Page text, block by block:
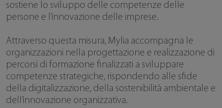
sostiene lo sviluppo delle competenze delle
persone e l’innovazione delle imprese.
Attraverso questa misura, Mylia accompagna le
organizzazioni nella progettazione e realizzazione di
percorsi di formazione finalizzati a sviluppare
competenze strategiche, rispondendo alle sfide
della digitalizzazione, della sostenibilità ambientale e
dell’innovazione organizzativa.